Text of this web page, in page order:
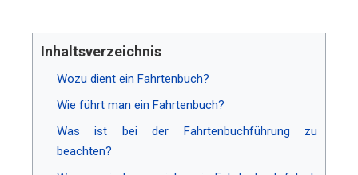
Inhaltsverzeichnis
Wozu dient ein Fahrtenbuch?
Wie führt man ein Fahrtenbuch?
Was ist bei der Fahrtenbuchführung zu
beachten?